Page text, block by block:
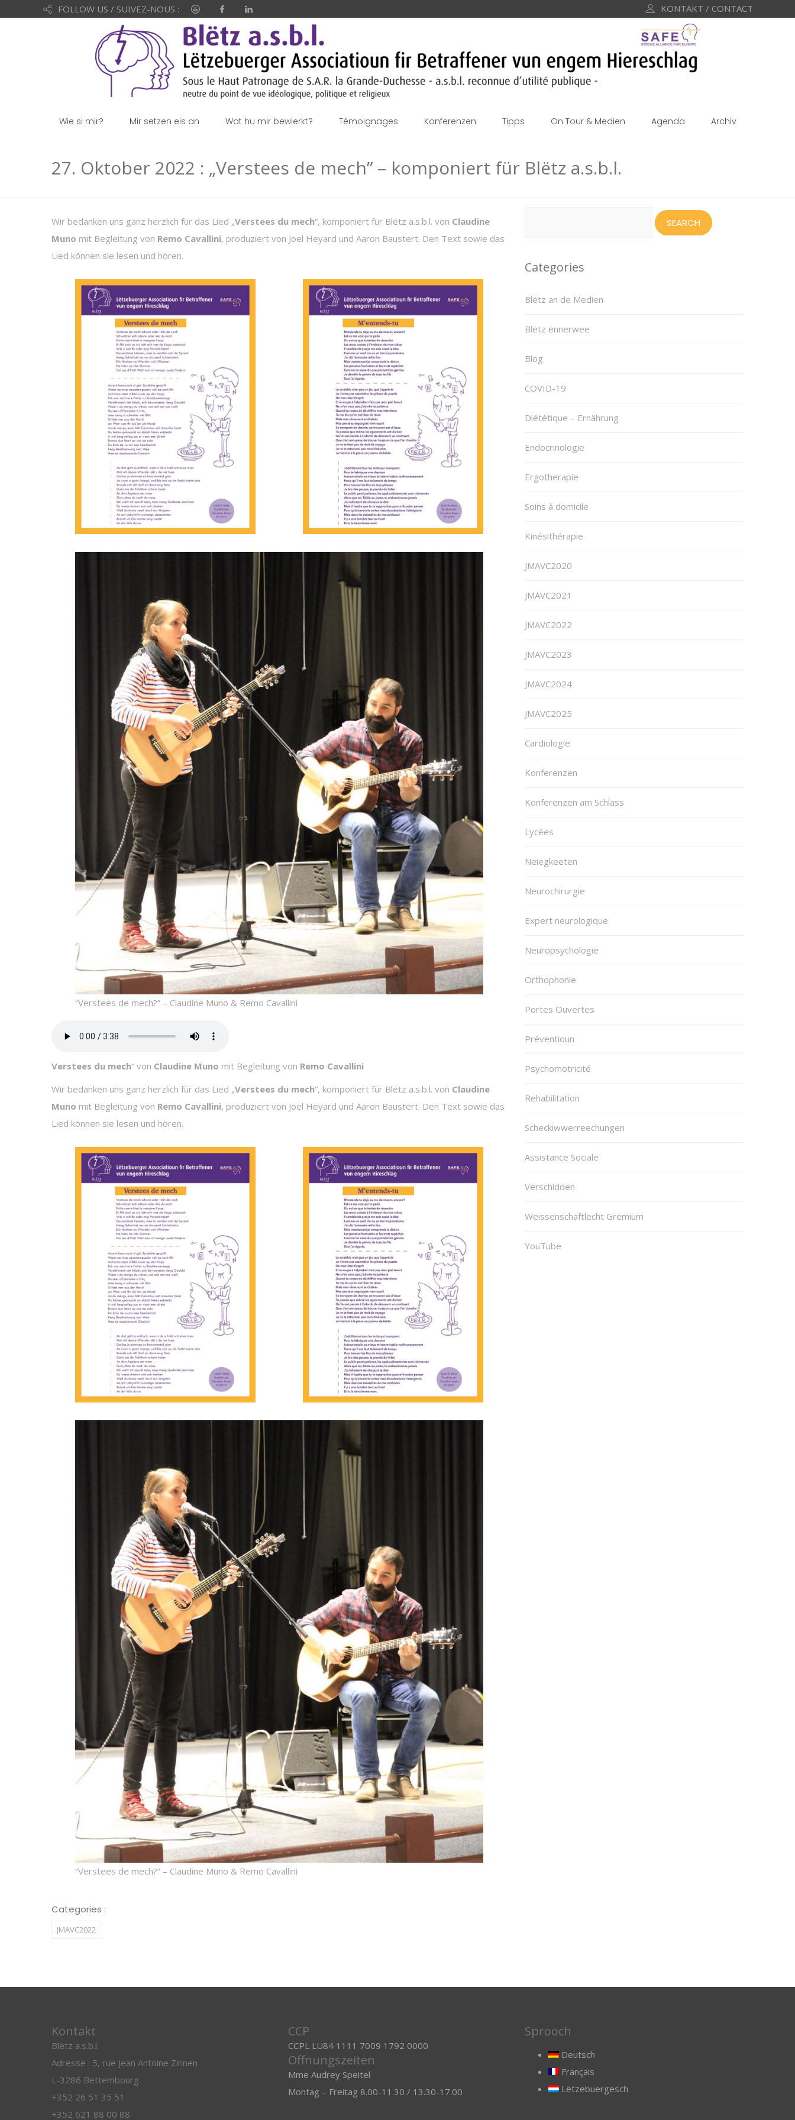
FOLLOW US / SUIVEZ-NOUS : KONTAKT / CONTACT
Wie si mir? Mir setzen eis an Wat hu mir bewierkt? Témoignages Konferenzen Tipps On Tour & Medien Agenda Archiv
27. Oktober 2022 : „Verstees de mech” – komponiert für Blëtz a.s.b.l.
Wir bedanken uns ganz herzlich für das Lied „Verstees du mech“, komponiert für Blëtz a.s.b.l. von Claudine
Muno mit Begleitung von Remo Cavallini, produziert von Joel Heyard und Aaron Baustert. Den Text sowie das
Lied können sie lesen und hören.
“Verstees de mech?” – Claudine Muno & Remo Cavallini
Verstees du mech“ von Claudine Muno mit Begleitung von Remo Cavallini
Wir bedanken uns ganz herzlich für das Lied „Verstees du mech“, komponiert für Blëtz a.s.b.l. von Claudine
Muno mit Begleitung von Remo Cavallini, produziert von Joel Heyard und Aaron Baustert. Den Text sowie das
Lied können sie lesen und hören.
“Verstees de mech?” – Claudine Muno & Remo Cavallini
Categories :
JMAVC2022
Categories
Blëtz an de Medien
Blëtz ënnerwee
Blog
COVID-19
Diététique – Ernährung
Endocrinologie
Ergotherapie
Soins à domicile
Kinésithérapie
JMAVC2020
JMAVC2021
JMAVC2022
JMAVC2023
JMAVC2024
JMAVC2025
Cardiologie
Konferenzen
Konferenzen am Schlass
Lycées
Neiegkeeten
Neurochirurgie
Expert neurologique
Neuropsychologie
Orthophonie
Portes Ouvertes
Préventioun
Psychomotricité
Rehabilitation
Scheckiwwerreechungen
Assistance Sociale
Verschidden
Wëissenschaftlecht Gremium
YouTube
Kontakt
Blëtz a.s.b.l.
Adresse : 5, rue Jean Antoine Zinnen
L-3286 Bettembourg
+352 26 51 35 51
+352 621 88 00 88
CCP
CCPL LU84 1111 7009 1792 0000
Öffnungszeiten
Mme Audrey Speitel
Montag – Freitag 8.00-11.30 / 13.30-17.00
Sprooch
Deutsch
Français
Lëtzebuergesch